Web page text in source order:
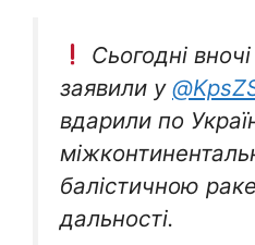
Сьогодні
заявили у
вдарили по
балістичною
дальності.